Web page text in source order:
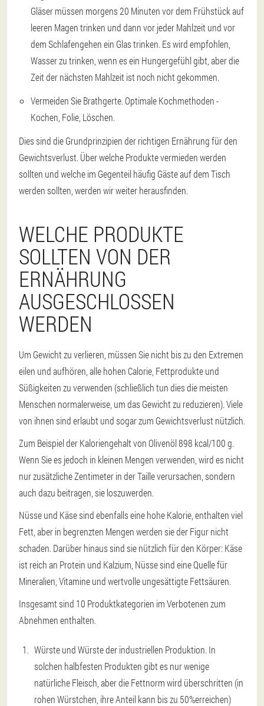
Gläser müssen morgens 20 Minuten vor dem Frühstück auf
leeren Magen trinken und dann vor jeder Mahlzeit und vor
dem Schlafengehen ein Glas trinken. Es wird empfohlen,
Wasser zu trinken, wenn es ein Hungergefühl gibt, aber die
Zeit der nächsten Mahlzeit ist noch nicht gekommen.
Vermeiden Sie Brathgerte. Optimale Kochmethoden -
Kochen, Folie, Löschen.
Dies sind die Grundprinzipien der richtigen Ernährung für den
Gewichtsverlust. Über welche Produkte vermieden werden
sollten und welche im Gegenteil häufig Gäste auf dem Tisch
werden sollten, werden wir weiter herausfinden.
WELCHE PRODUKTE
SOLLTEN VON DER
ERNÄHRUNG
AUSGESCHLOSSEN
WERDEN
Um Gewicht zu verlieren, müssen Sie nicht bis zu den Extremen
eilen und aufhören, alle hohen Calorie, Fettprodukte und
Süßigkeiten zu verwenden (schließlich tun dies die meisten
Menschen normalerweise, um das Gewicht zu reduzieren). Viele
von ihnen sind erlaubt und sogar zum Gewichtsverlust nützlich.
Zum Beispiel der Kaloriengehalt von Olivenöl 898 kcal/100 g.
Wenn Sie es jedoch in kleinen Mengen verwenden, wird es nicht
nur zusätzliche Zentimeter in der Taille verursachen, sondern
auch dazu beitragen, sie loszuwerden.
Nüsse und Käse sind ebenfalls eine hohe Kalorie, enthalten viel
Fett, aber in begrenzten Mengen werden sie der Figur nicht
schaden. Darüber hinaus sind sie nützlich für den Körper: Käse
ist reich an Protein und Kalzium, Nüsse sind eine Quelle für
Mineralien, Vitamine und wertvolle ungesättigte Fettsäuren.
Insgesamt sind 10 Produktkategorien im Verbotenen zum
Abnehmen enthalten.
Würste und Würste der industriellen Produktion. In
solchen halbfesten Produkten gibt es nur wenige
natürliche Fleisch, aber die Fettnorm wird überschritten (in
rohen Würstchen, ihre Anteil kann bis zu 50%erreichen)